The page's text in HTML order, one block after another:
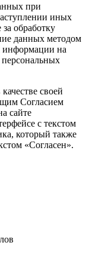
при
иных
обработку
данных методом
информации на
своей
Согласием
сайте
с текстом
который также
«Согласен».